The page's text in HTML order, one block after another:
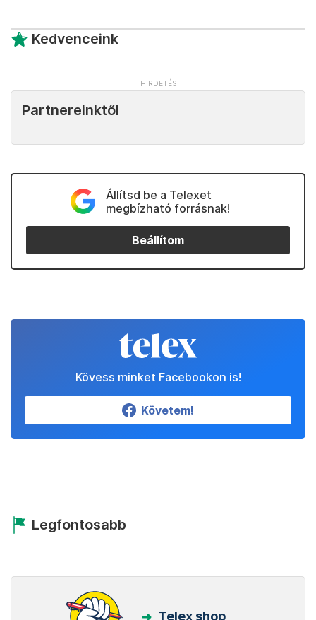
Kedvenceink
Partnereinktől
Állítsd be a Telexet
megbízható forrásnak!
Beállítom
Kövess minket Facebookon is!
Követem!
Legfontosabb
Telex shop